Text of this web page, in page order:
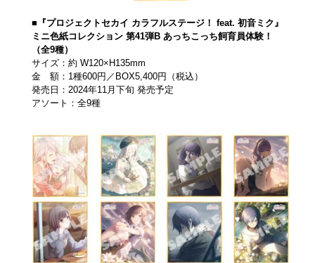
■『プロジェクトセカイ カラフルステージ！ feat. 初音ミク』
ミニ色紙コレクション 第41弾B あっちこっち飼育員体験！
（全9種）
サイズ：約 W120×H135mm
金 額：1種600円／BOX5,400円（税込）
発売日：2024年11月下旬 発売予定
アソート：全9種